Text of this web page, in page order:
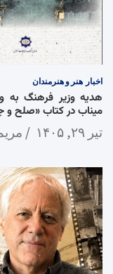
اخبار هنر و هنرمندان
هدیه وزیر فرهنگ به
میناب در کتاب «صلح و
تیر ۲۹, ۱۴۰۵